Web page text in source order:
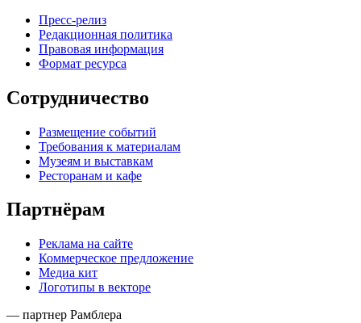
Пресс-релиз
Редакционная политика
Правовая информация
Формат ресурса
Сотрудничество
Размещение событий
Требования к материалам
Музеям и выставкам
Ресторанам и кафе
Партнёрам
Реклама на сайте
Коммерческое предложение
Медиа кит
Логотипы в векторе
— партнер Рамблера